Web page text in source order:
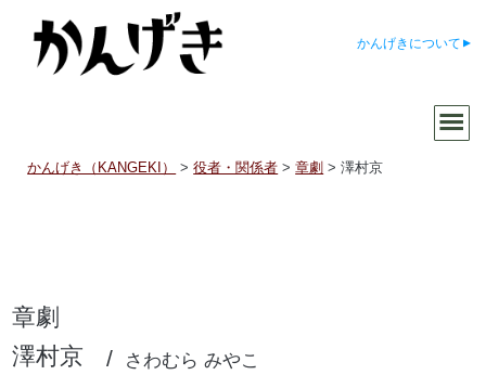
かんげきについて
かんげき（KANGEKI） >役者・関係者 >章劇 >澤村京
章劇
澤村京
さわむら みやこ